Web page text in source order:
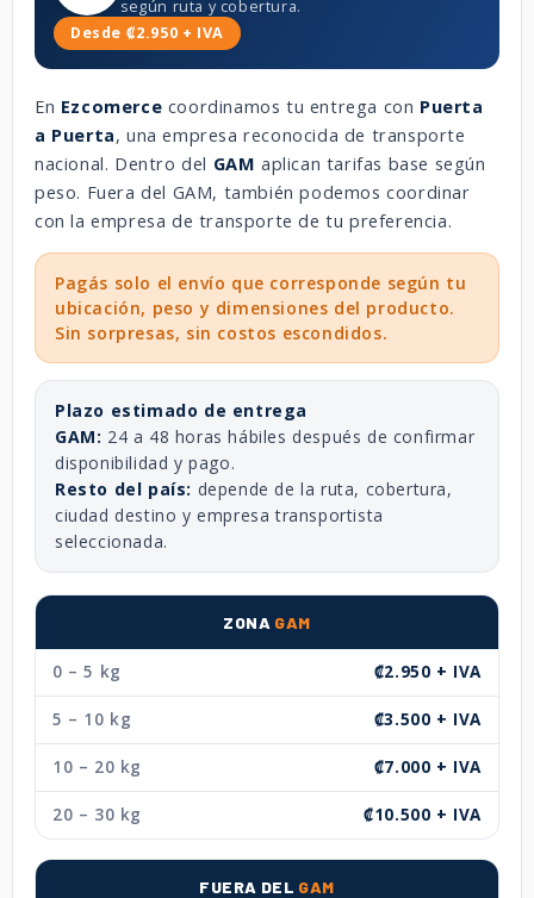
según ruta y cobertura.
Desde ₡2.950 + IVA
En Ezcomerce coordinamos tu entrega con Puerta
a Puerta, una empresa reconocida de transporte
nacional. Dentro del GAM aplican tarifas base según
peso. Fuera del GAM, también podemos coordinar
con la empresa de transporte de tu preferencia.
Pagás solo el envío que corresponde según tu
ubicación, peso y dimensiones del producto.
Sin sorpresas, sin costos escondidos.
Plazo estimado de entrega
GAM: 24 a 48 horas hábiles después de confirmar
disponibilidad y pago.
Resto del país: depende de la ruta, cobertura,
ciudad destino y empresa transportista
seleccionada.
ZONA GAM
0 – 5 kg ₡2.950 + IVA
5 – 10 kg ₡3.500 + IVA
10 – 20 kg ₡7.000 + IVA
20 – 30 kg ₡10.500 + IVA
FUERA DEL GAM